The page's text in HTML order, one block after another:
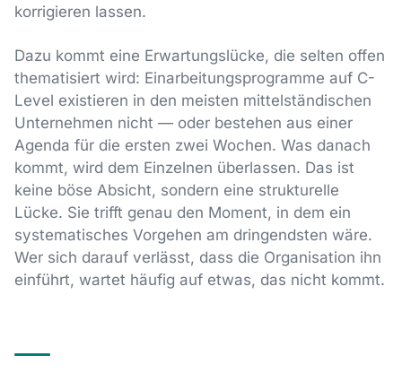
korrigieren lassen.
Dazu kommt eine Erwartungslücke, die selten offen
thematisiert wird: Einarbeitungsprogramme auf C-
Level existieren in den meisten mittelständischen
Unternehmen nicht — oder bestehen aus einer
Agenda für die ersten zwei Wochen. Was danach
kommt, wird dem Einzelnen überlassen. Das ist
keine böse Absicht, sondern eine strukturelle
Lücke. Sie trifft genau den Moment, in dem ein
systematisches Vorgehen am dringendsten wäre.
Wer sich darauf verlässt, dass die Organisation ihn
einführt, wartet häufig auf etwas, das nicht kommt.